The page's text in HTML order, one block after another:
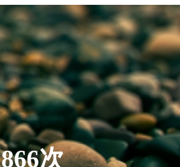
866次